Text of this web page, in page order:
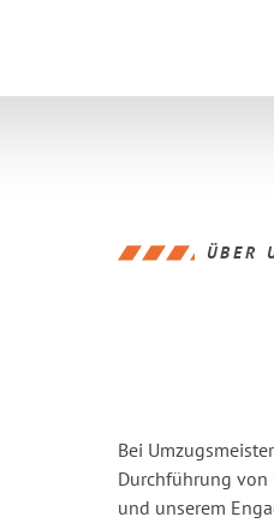
ÜBER
Bei
Durchführung von
und unserem